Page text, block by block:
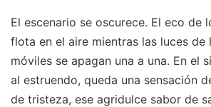
El escenario se oscurece. El eco de
flota en el aire mientras las luces de
móviles se apagan una a una. En el
al estruendo, queda una sensación
de tristeza, ese agridulce sabor de